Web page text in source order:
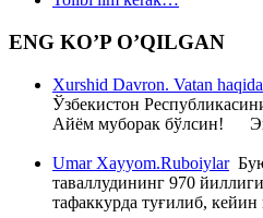
ENG KO’P O’QILGAN
Xurshid Davron. Vatan haqida
Ўзбекистон
Айём муборак бўлсин!
Umar Xayyom.Ruboiylar
таваллудининг 970
тафаккурда туғилиб,